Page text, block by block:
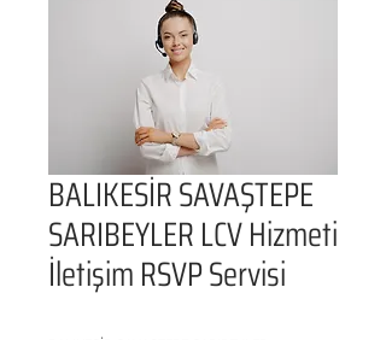
BALIKESİR SAVAŞTEPE
SARIBEYLER LCV Hizmeti
İletişim RSVP Servisi